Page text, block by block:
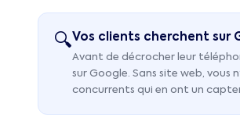
🔍Vos clients cherchent sur
Avant de décrocher leur
sur Google. Sans site web, vous
concurrents qui en ont un